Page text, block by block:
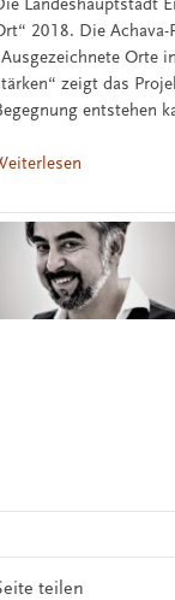
2018. Die
Orte
zeigt das
entstehen
teilen